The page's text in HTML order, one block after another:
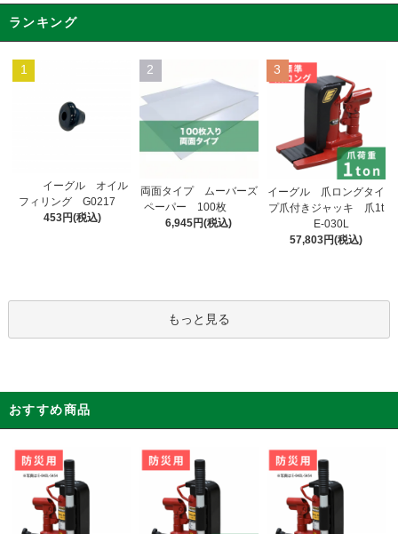
ランキング
1
イーグル オイル
フィリング G0217
453円(税込)
2
両面タイプ ムーバーズ
ペーパー 100枚
6,945円(税込)
3
イーグル 爪ロングタイ
プ爪付きジャッキ 爪1t
E-030L
57,803円(税込)
もっと見る
おすすめ商品